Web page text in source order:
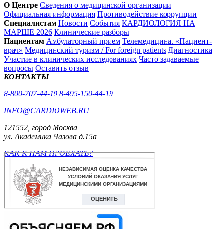
О Центре Сведения о медицинской организации
Официальная информация Противодействие коррупции
Специалистам Новости События КАРДИОЛОГИЯ НА
МАРШЕ 2026 Клинические разборы
Пациентам Амбулаторный прием Телемедицина. «Пациент-
врач» Медицинский туризм / For foreign patients Диагностика
Участие в клинических исследованиях Часто задаваемые
вопросы Оставить отзыв
КОНТАКТЫ
8-800-707-44-19 8-495-150-44-19
INFO@CARDIOWEB.RU
121552, город Москва
ул. Академика Чазова д.15а
КАК К НАМ ПРОЕХАТЬ?